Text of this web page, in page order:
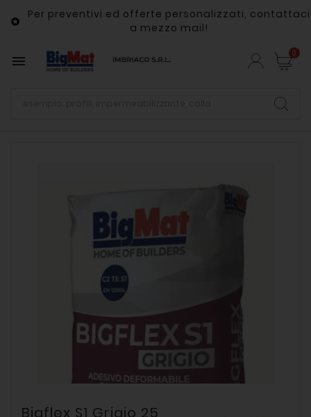

Per preventivi ed offerte personalizzati, contattaci
a mezzo mail!
 0
Bigflex S1 Grigio 25